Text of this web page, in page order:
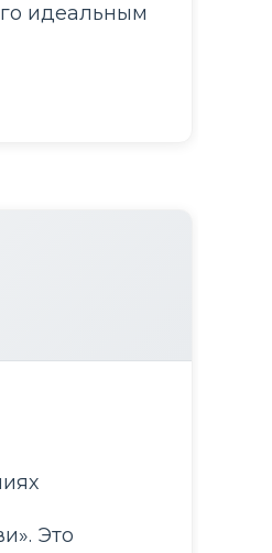
идеальным
Это